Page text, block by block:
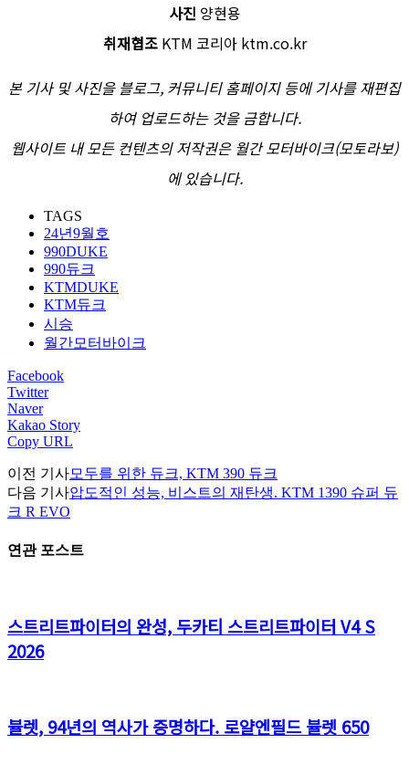
사진 양현용
취재협조 KTM 코리아 ktm.co.kr
본 기사 및 사진을 블로그, 커뮤니티 홈페이지 등에 기사를 재편집
하여 업로드하는 것을 금합니다.
웹사이트 내 모든 컨텐츠의 저작권은 월간 모터바이크(모토라보)
에 있습니다.
TAGS
24년9월호
990DUKE
990듀크
KTMDUKE
KTM듀크
시승
월간모터바이크
Facebook
Twitter
Naver
Kakao Story
Copy URL
이전 기사모두를 위한 듀크, KTM 390 듀크
다음 기사압도적인 성능, 비스트의 재탄생. KTM 1390 슈퍼 듀
크 R EVO
연관 포스트
스트리트파이터의 완성, 두카티 스트리트파이터 V4 S
2026
뷸렛, 94년의 역사가 증명하다. 로얄엔필드 뷸렛 650